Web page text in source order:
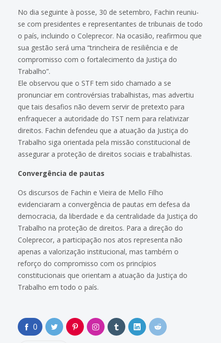
No dia seguinte à posse, 30 de setembro, Fachin reuniu-
se com presidentes e representantes de tribunais de todo
o país, incluindo o Coleprecor. Na ocasião, reafirmou que
sua gestão será uma “trincheira de resiliência e de
compromisso com o fortalecimento da Justiça do
Trabalho”.
Ele observou que o STF tem sido chamado a se
pronunciar em controvérsias trabalhistas, mas advertiu
que tais desafios não devem servir de pretexto para
enfraquecer a autoridade do TST nem para relativizar
direitos. Fachin defendeu que a atuação da Justiça do
Trabalho siga orientada pela missão constitucional de
assegurar a proteção de direitos sociais e trabalhistas.
Convergência de pautas
Os discursos de Fachin e Vieira de Mello Filho
evidenciaram a convergência de pautas em defesa da
democracia, da liberdade e da centralidade da Justiça do
Trabalho na proteção de direitos. Para a direção do
Coleprecor, a participação nos atos representa não
apenas a valorização institucional, mas também o
reforço do compromisso com os princípios
constitucionais que orientam a atuação da Justiça do
Trabalho em todo o país.
0